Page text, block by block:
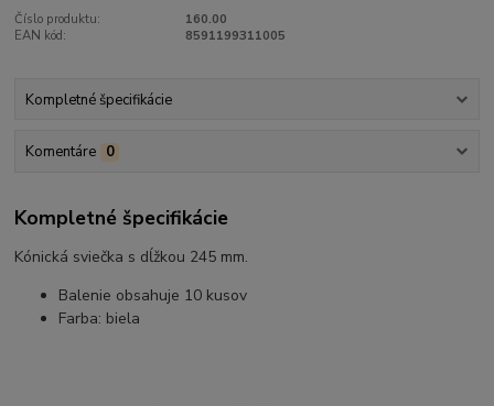
Číslo produktu:
160.00
EAN kód:
8591199311005
Kompletné špecifikácie
Komentáre 0
Kompletné špecifikácie
Kónická sviečka s dĺžkou 245 mm.
Balenie obsahuje 10 kusov
Farba: biela